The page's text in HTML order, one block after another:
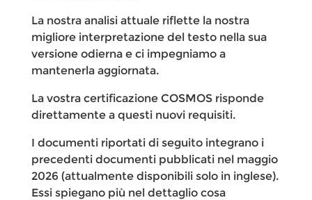
La nostra analisi attuale riflette la nostra
migliore interpretazione del testo nella sua
versione odierna e ci impegniamo a
mantenerla aggiornata.
La vostra certificazione COSMOS risponde
direttamente a questi nuovi requisiti.
I documenti riportati di seguito integrano i
precedenti documenti pubblicati nel maggio
2026 (attualmente disponibili solo in inglese).
Essi spiegano più nel dettaglio cosa